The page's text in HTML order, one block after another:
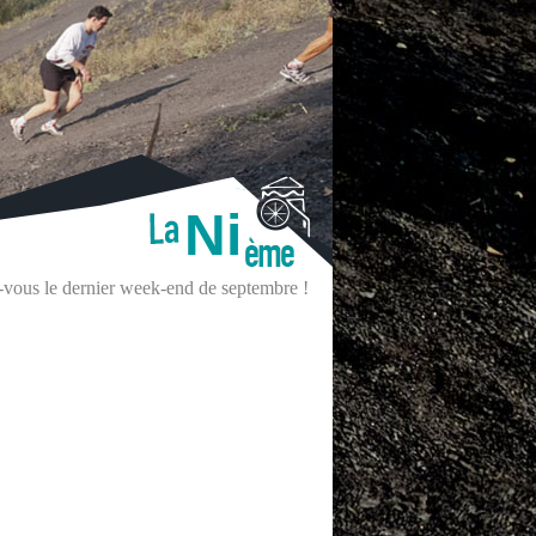
Ni
le dernier week-end de septembre !